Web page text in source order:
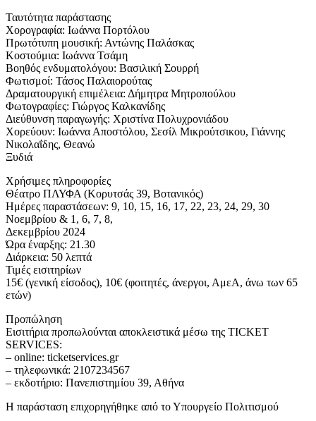
Ταυτότητα παράστασης
Χορογραφία: Ιωάννα Πορτόλου
Πρωτότυπη μουσική: Αντώνης Παλάσκας
Κοστούμια: Ιωάννα Τσάμη
Βοηθός ενδυματολόγου: Βασιλική Σουρρή
Φωτισμοί: Τάσος Παλαιορούτας
Δραματουργική επιμέλεια: Δήμητρα Μητροπούλου
Φωτογραφίες: Γιώργος Καλκανίδης
Διεύθυνση παραγωγής: Χριστίνα Πολυχρονιάδου
Χορεύουν: Ιωάννα Αποστόλου, Σεσίλ Μικρούτσικου, Γιάννης
Νικολαΐδης, Θεανώ
Ξυδιά
Χρήσιμες πληροφορίες
Θέατρο ΠΛΥΦΑ (Κορυτσάς 39, Βοτανικός)
Ημέρες παραστάσεων: 9, 10, 15, 16, 17, 22, 23, 24, 29, 30
Νοεμβρίου & 1, 6, 7, 8,
Δεκεμβρίου 2024
Ώρα έναρξης: 21.30
Διάρκεια: 50 λεπτά
Τιμές εισιτηρίων
15€ (γενική είσοδος), 10€ (φοιτητές, άνεργοι, ΑμεΑ, άνω των 65
ετών)
Προπώληση
Εισιτήρια προπωλούνται αποκλειστικά μέσω της TICKET
SERVICES:
– online: ticketservices.gr
– τηλεφωνικά: 2107234567
– εκδοτήριο: Πανεπιστημίου 39, Αθήνα
Η παράσταση επιχορηγήθηκε από το Υπουργείο Πολιτισμού